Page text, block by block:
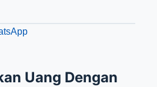
Uang Dengan